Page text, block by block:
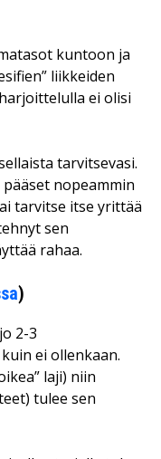
kuntoon ja
liikkeiden
ei olisi
tarvitsevasi.
nopeammin
tarvitse itse yrittää
sen
rahaa.
)
2-3
ei ollenkaan.
laji) niin
tulee sen